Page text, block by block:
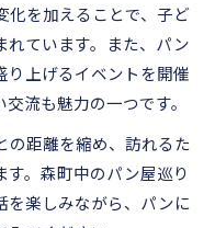
化を加えることで、子ど
れています。また、パン
り上げるイベントを開催
流も魅力の一つです。
の距離を縮め、訪れるた
。森町中のパン屋巡り
を楽しみながら、パンに